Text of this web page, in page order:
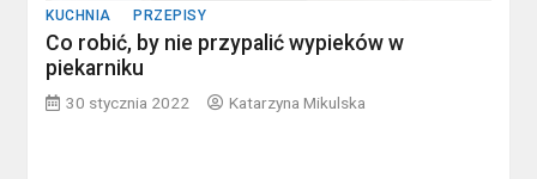
KUCHNIA PRZEPISY
Co robić, by nie przypalić wypieków w
piekarniku
30 stycznia 2022 Katarzyna Mikulska